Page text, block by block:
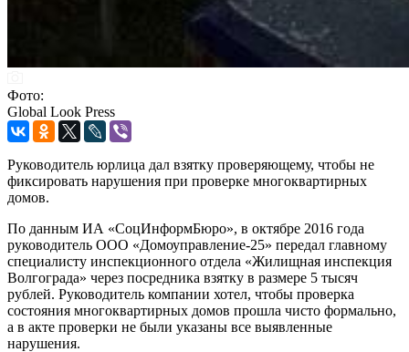
Фото:
Global Look Press
Руководитель юрлица дал взятку проверяющему, чтобы не
фиксировать нарушения при проверке многоквартирных
домов.
По данным ИА «СоцИнформБюро», в октябре 2016 года
руководитель ООО «Домоуправление-25» передал главному
специалисту инспекционного отдела «Жилищная инспекция
Волгограда» через посредника взятку в размере 5 тысяч
рублей. Руководитель компании хотел, чтобы проверка
состояния многоквартирных домов прошла чисто формально,
а в акте проверки не были указаны все выявленные
нарушения.